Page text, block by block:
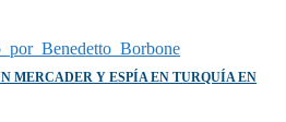
MERCADER Y ESPÍA EN TURQUÍA EN